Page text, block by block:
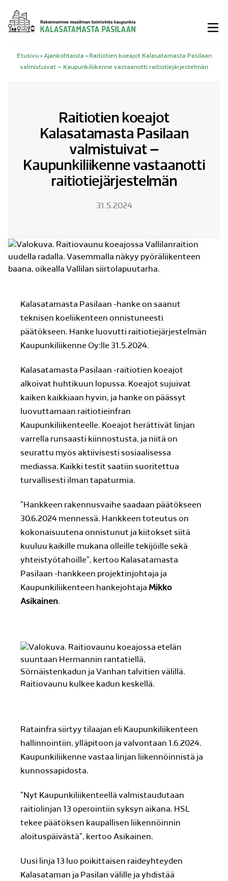
Siirry
sisältöön
Etusivu› Ajankohtaista › Raitiotien koeajot Kalasatamasta Pasilaan
valmistuivat – Kaupunkiliikenne vastaanotti raitiotiejärjestelmän
Raitiotien koeajot
Kalasatamasta Pasilaan
valmistuivat –
Kaupunkiliikenne vastaanotti
raitiotiejärjestelmän
31.5.2024
Kalasatamasta Pasilaan -hanke on saanut
teknisen koeliikenteen onnistuneesti
päätökseen. Hanke luovutti raitiotiejärjestelmän
Kaupunkiliikenne Oy:lle 31.5.2024.
Kalasatamasta Pasilaan -raitiotien koeajot
alkoivat huhtikuun lopussa. Koeajot sujuivat
kaiken kaikkiaan hyvin, ja hanke on päässyt
luovuttamaan raitiotieinfran
Kaupunkiliikenteelle. Koeajot herättivät linjan
varrella runsaasti kiinnostusta, ja niitä on
seurattu myös aktiivisesti sosiaalisessa
mediassa. Kaikki testit saatiin suoritettua
turvallisesti ilman tapaturmia.
”Hankkeen rakennusvaihe saadaan päätökseen
30.6.2024 mennessä. Hankkeen toteutus on
kokonaisuutena onnistunut ja kiitokset siitä
kuuluu kaikille mukana olleille tekijöille sekä
yhteistyötahoille”, kertoo Kalasatamasta
Pasilaan -hankkeen projektinjohtaja ja
Kaupunkiliikenteen hankejohtaja Mikko
Asikainen.
Ratainfra siirtyy tilaajan eli Kaupunkiliikenteen
hallinnointiin, ylläpitoon ja valvontaan 1.6.2024.
Kaupunkiliikenne vastaa linjan liikennöinnistä ja
kunnossapidosta.
”Nyt Kaupunkiliikenteellä valmistaudutaan
raitiolinjan 13 operointiin syksyn aikana. HSL
tekee päätöksen kaupallisen liikennöinnin
aloituspäivästä”, kertoo Asikainen.
Uusi linja 13 luo poikittaisen raideyhteyden
Kalasataman ja Pasilan välille ja yhdistää